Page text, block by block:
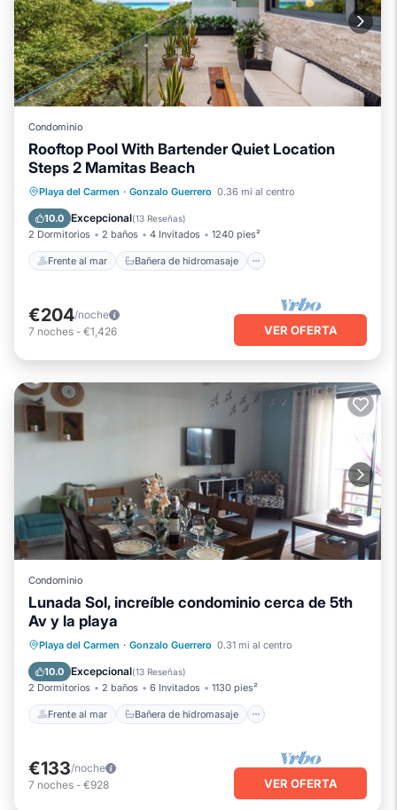
Condominio
Rooftop Pool With Bartender Quiet Location
Steps 2 Mamitas Beach
Playa del Carmen · Gonzalo Guerrero 0.36 mi al centro
10.0 Excepcional(13 Reseñas)
2 Dormitorios 2 baños 4 Invitados 1240 pies²
Frente al mar Bañera de hidromasaje
Frente al mar
Bañera de hidromasaje
Chimenea/Calefacción
€204/noche
7 noches - €1,426 VER OFERTA
Condominio
Lunada Sol, increíble condominio cerca de 5th
Av y la playa
Playa del Carmen · Gonzalo Guerrero 0.31 mi al centro
10.0 Excepcional(13 Reseñas)
2 Dormitorios 2 baños 6 Invitados 1130 pies²
Frente al mar Bañera de hidromasaje
Frente al mar
Bañera de hidromasaje
Piscina
Vista al mar
€133/noche
7 noches - €928 VER OFERTA